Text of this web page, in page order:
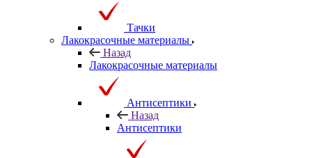
Тачки
Лакокрасочные материалы
Назад
Лакокрасочные материалы
Антисептики
Назад
Антисептики